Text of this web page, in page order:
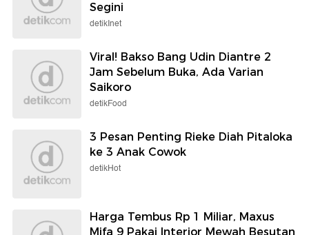
Segini
detikInet
Viral! Bakso Bang Udin Diantre 2
Jam Sebelum Buka, Ada Varian
Saikoro
detikFood
3 Pesan Penting Rieke Diah Pitaloka
ke 3 Anak Cowok
detikHot
Harga Tembus Rp 1 Miliar, Maxus
Mifa 9 Pakai Interior Mewah Besutan